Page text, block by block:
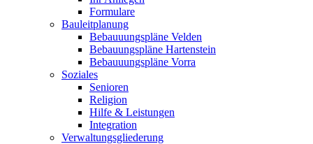
Formulare
Bauleitplanung
Bebauuungspläne Velden
Bebauungspläne Hartenstein
Bebauuungspläne Vorra
Soziales
Senioren
Religion
Hilfe & Leistungen
Integration
Verwaltungsgliederung